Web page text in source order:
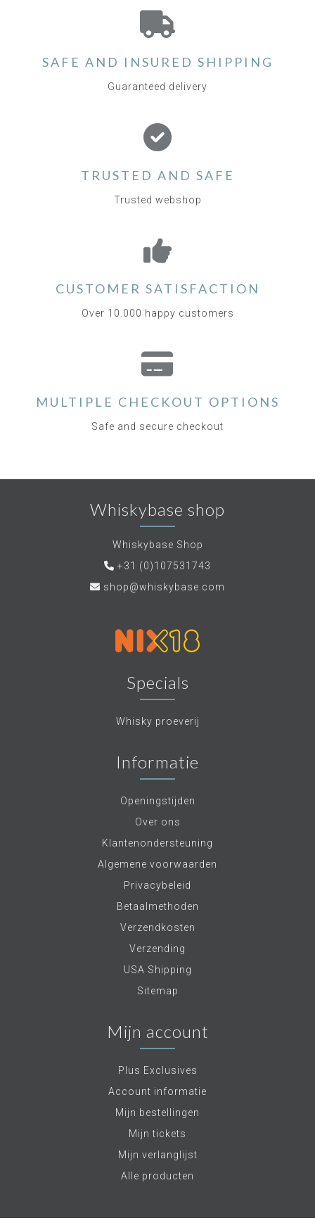
SAFE AND INSURED SHIPPING
Guaranteed delivery
TRUSTED AND SAFE
Trusted webshop
CUSTOMER SATISFACTION
Over 10.000 happy customers
MULTIPLE CHECKOUT OPTIONS
Safe and secure checkout
Whiskybase shop
Whiskybase Shop
+31 (0)107531743
shop@whiskybase.com
Specials
Whisky proeverij
Informatie
Openingstijden
Over ons
Klantenondersteuning
Algemene voorwaarden
Privacybeleid
Betaalmethoden
Verzendkosten
Verzending
USA Shipping
Sitemap
Mijn account
Plus Exclusives
Account informatie
Mijn bestellingen
Mijn tickets
Mijn verlanglijst
Alle producten